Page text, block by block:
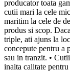
producator toata
cutii mari la cele
maritim la cele de
produs si scop.
triple, ati ajuns la
concepute pentru a
sau in tranzit. •
inalta calitate